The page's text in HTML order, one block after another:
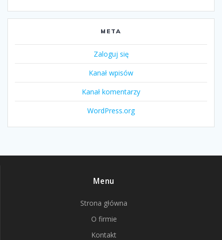
META
Zaloguj się
Kanał wpisów
Kanał komentarzy
WordPress.org
Menu
Strona główna
O firmie
Kontakt